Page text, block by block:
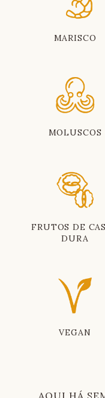
MARISCO
MOLUSCOS
FRUTOS DE
DURA
VEGAN